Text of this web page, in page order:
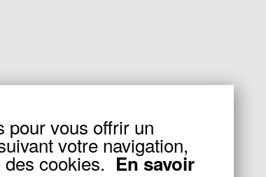
pour vous offrir un
votre navigation,
cookies. En savoir